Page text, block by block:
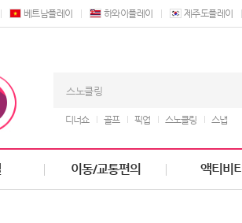
베트남플레이 하와이플레이 제주도플레이
디너쇼 골프 픽업 스노클링 스냅
이동/교통편의 액티비티